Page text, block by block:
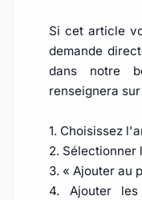
Si cet article
demande
dans notre
renseignera
1. Choisissez
2. Sélectionner
3. « Ajouter au
4. Ajouter les